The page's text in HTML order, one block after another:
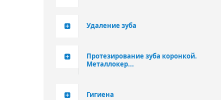
Удаление зуба
Протезирование зуба коронкой.
Металлокер...
Гигиена